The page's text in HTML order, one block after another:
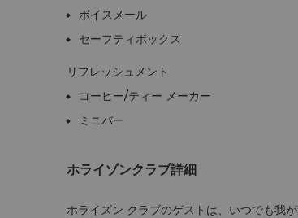
ボイスメール
セーフティボックス
リフレッシュメント
コーヒー/ティー メーカー
ミニバー
ホライゾンクラブ詳細
ホライズン クラブのゲストは、いつでも我